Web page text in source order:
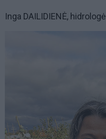
Inga DAILIDIENĖ, hidrologė